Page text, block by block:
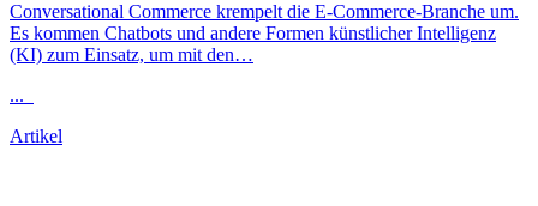
Conversational Commerce krempelt die E-Commerce-Branche um.
Es kommen Chatbots und andere Formen künstlicher Intelligenz
(KI) zum Einsatz, um mit den…
...
Artikel